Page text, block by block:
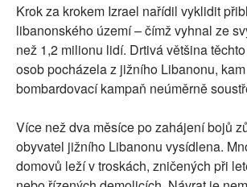
Krok za krokem Izrael nařídil vyklidit
libanonského území – čímž vyhnal ze
než 1,2 milionu lidí. Drtivá většina
osob pocházela z jižního Libanonu,
bombardovací kampaň neúměrně
Více než dva měsíce po zahájení bojů
obyvatel jižního Libanonu vysídlena.
domovů leží v troskách, zničených při